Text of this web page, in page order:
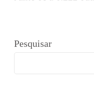
Pesquisar